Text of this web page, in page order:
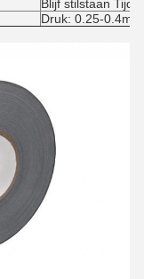
Blijf stilstaan Tijd:
Druk: 0.25-